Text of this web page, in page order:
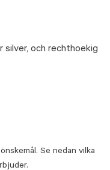
silver, och rechthoekig
Se nedan vilka